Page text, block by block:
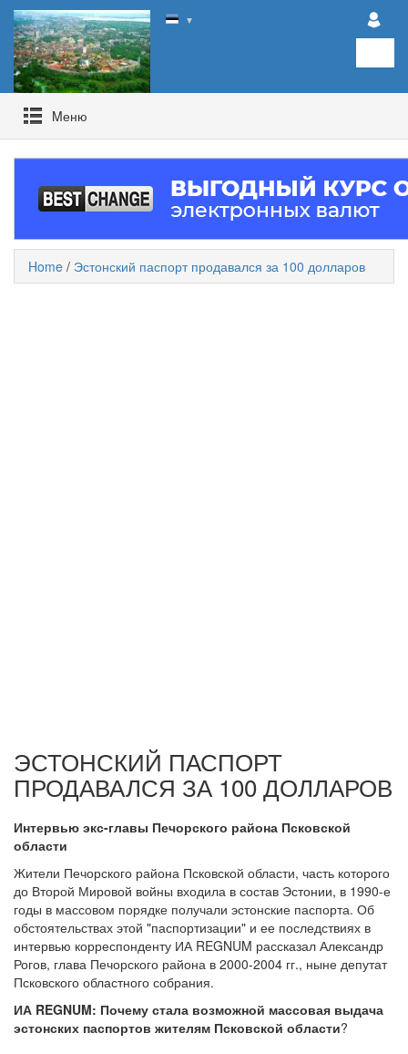
▼
Mеню
Home / Эстонский паспорт продавался за 100 долларов
ЭСТОНСКИЙ ПАСПОРТ
ПРОДАВАЛСЯ ЗА 100 ДОЛЛАРОВ
Интервью экс-главы Печорского района Псковской
области
Жители Печорского района Псковской области, часть которого
до Второй Мировой войны входила в состав Эстонии, в 1990-е
годы в массовом порядке получали эстонские паспорта. Об
обстоятельствах этой "паспортизации" и ее последствиях в
интервью корреспонденту ИА REGNUM рассказал Александр
Рогов, глава Печорского района в 2000-2004 гг., ныне депутат
Псковского областного собрания.
ИА REGNUM: Почему стала возможной массовая выдача
эстонских паспортов жителям Псковской области?